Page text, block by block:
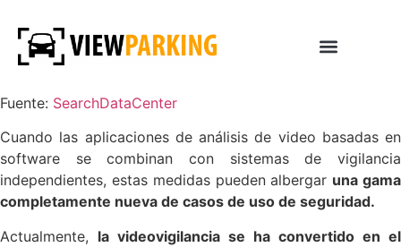
Fuente: SearchDataCenter
Cuando las aplicaciones de análisis de video basadas en
software se combinan con sistemas de vigilancia
independientes, estas medidas pueden albergar una gama
completamente nueva de casos de uso de seguridad.
Actualmente, la videovigilancia se ha convertido en el